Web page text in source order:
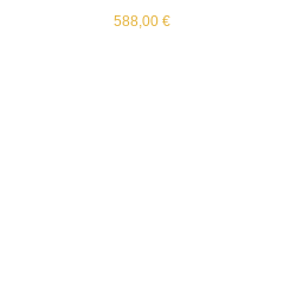
588,00 €